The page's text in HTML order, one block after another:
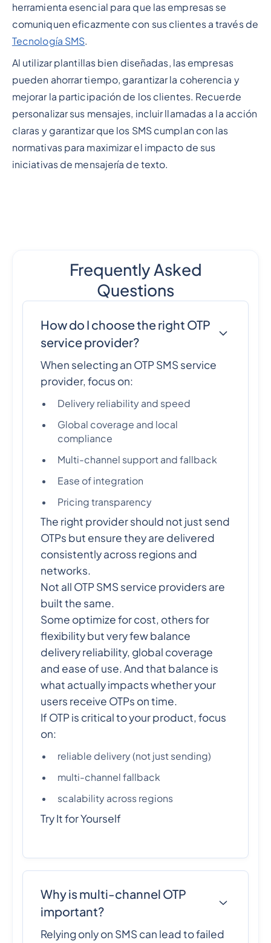
herramienta esencial para que las empresas se
comuniquen eficazmente con sus clientes a través de
Tecnología SMS.
Al utilizar plantillas bien diseñadas, las empresas
pueden ahorrar tiempo, garantizar la coherencia y
mejorar la participación de los clientes. Recuerde
personalizar sus mensajes, incluir llamadas a la acción
claras y garantizar que los SMS cumplan con las
normativas para maximizar el impacto de sus
iniciativas de mensajería de texto.
Frequently Asked
Questions
How do I choose the right OTP
service provider?
When selecting an OTP SMS service
provider, focus on:
Delivery reliability and speed
Global coverage and local
compliance
Multi-channel support and fallback
Ease of integration
Pricing transparency
The right provider should not just send
OTPs but ensure they are delivered
consistently across regions and
networks.
Not all OTP SMS service providers are
built the same.
Some optimize for cost, others for
flexibility but very few balance
delivery reliability, global coverage
and ease of use. And that balance is
what actually impacts whether your
users receive OTPs on time.
If OTP is critical to your product, focus
on:
reliable delivery (not just sending)
multi-channel fallback
scalability across regions
Try It for Yourself
Why is multi-channel OTP
important?
Relying only on SMS can lead to failed